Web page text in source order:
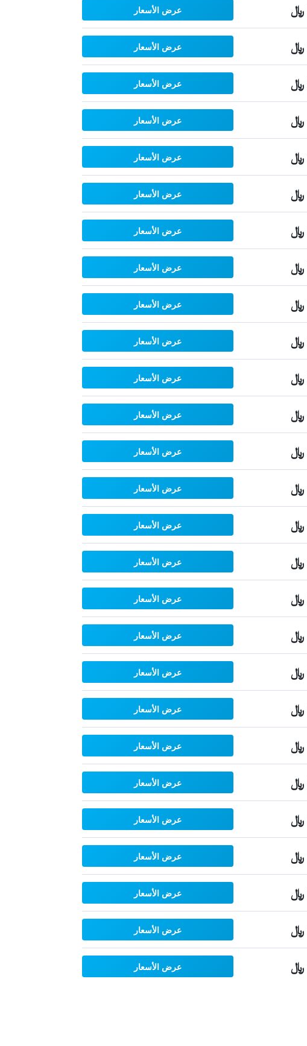
عرض الأسعار
عرض الأسعار
عرض الأسعار
عرض الأسعار
عرض الأسعار
عرض الأسعار
عرض الأسعار
عرض الأسعار
عرض الأسعار
عرض الأسعار
عرض الأسعار
عرض الأسعار
عرض الأسعار
عرض الأسعار
عرض الأسعار
عرض الأسعار
عرض الأسعار
عرض الأسعار
عرض الأسعار
عرض الأسعار
عرض الأسعار
عرض الأسعار
عرض الأسعار
عرض الأسعار
عرض الأسعار
عرض الأسعار
عرض الأسعار